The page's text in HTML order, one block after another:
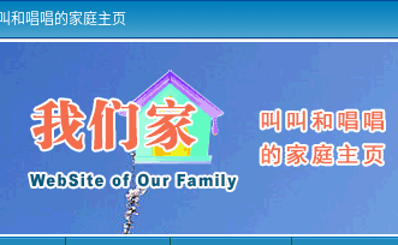
和唱唱的家庭主页